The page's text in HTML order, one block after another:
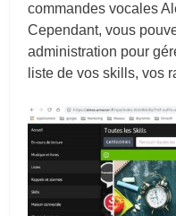
commandes vocales
Cependant, vous
administration pour
liste de vos skills, vos